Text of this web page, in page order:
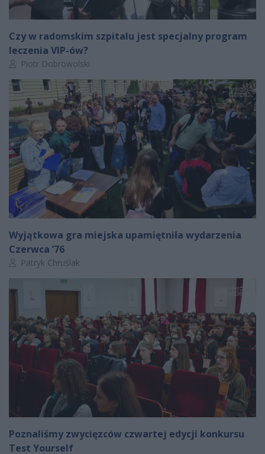
Czy w radomskim szpitalu jest specjalny program
leczenia VIP-ów?
Autor artykułu:
Piotr Dobrowolski
Wyjątkowa gra miejska upamiętniła wydarzenia
Czerwca ’76
Autor artykułu:
Patryk Chruślak
Poznaliśmy zwycięzców czwartej edycji konkursu
Test Yourself